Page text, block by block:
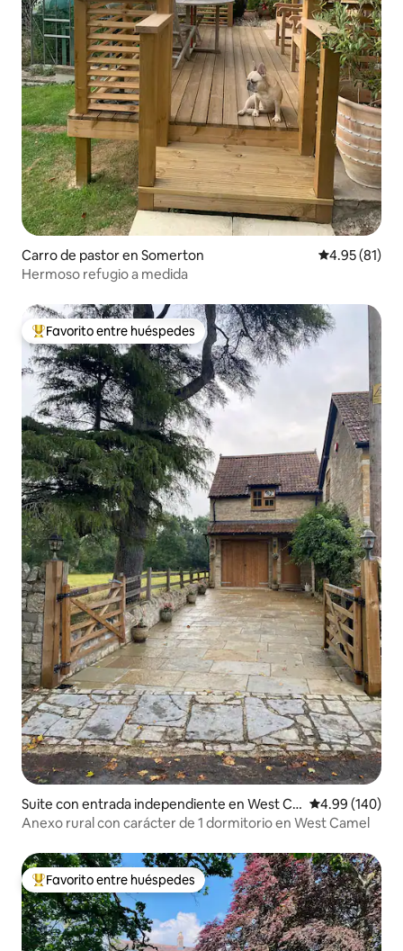
Carro de pastor en Somerton Calificación
4.95 (81)
Hermoso refugio a medida
De los mejores en Favorito entre huéspedes
Favorito entre huéspedes
Suite con entrada independiente en West Ca
mel
Calificación
4.99 (140)
Anexo rural con carácter de 1 dormitorio en West Camel
De los mejores en Favorito entre huéspedes
Favorito entre huéspedes